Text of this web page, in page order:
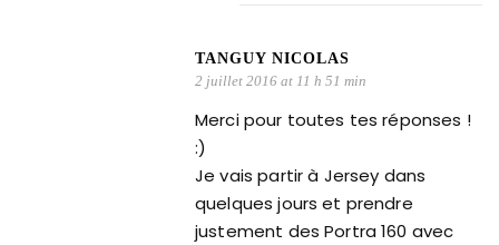
TANGUY NICOLAS
2 juillet 2016 at 11 h 51 min
Merci pour toutes tes réponses !
:)
Je vais partir à Jersey dans
quelques jours et prendre
justement des Portra 160 avec